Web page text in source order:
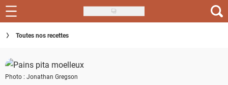
Skip
to
main
Recettes
Inspirations
Conseils
Toutes nos recettes
Photo : Jonathan Gregson